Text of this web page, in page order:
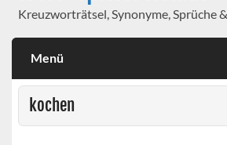
Kreuzworträtsel, Synonyme, Sprüche
Menü
kochen